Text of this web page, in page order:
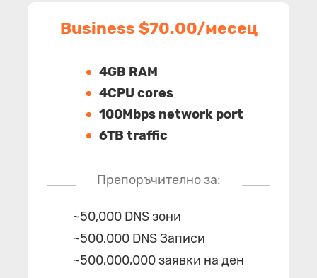
Business $70.00/месец
4GB RAM
4CPU cores
100Mbps network port
6TB traffic
Препоръчително за:
~50,000 DNS зони
~500,000 DNS Записи
~500,000,000 заявки на ден